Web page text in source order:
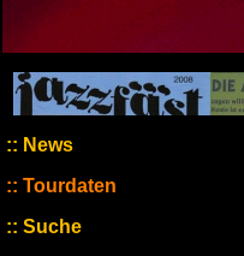
News
Tourdaten
Suche